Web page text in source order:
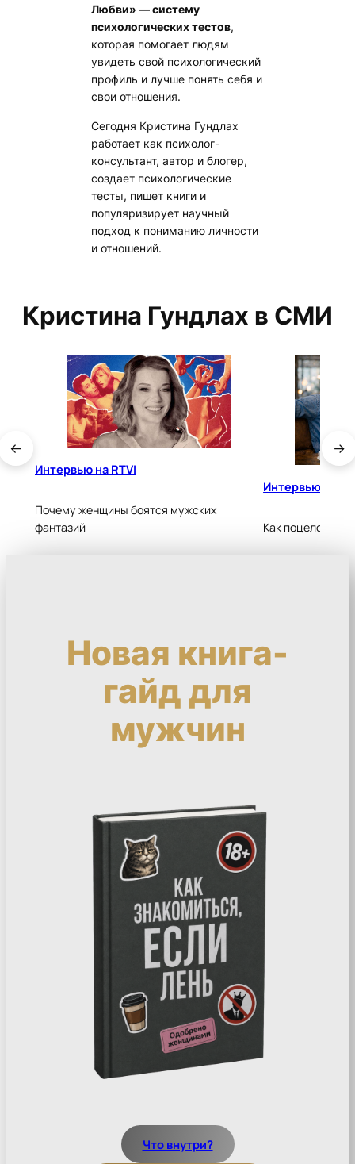
Любви» — систему
психологических тестов,
которая помогает людям
увидеть свой психологический
профиль и лучше понять себя и
свои отношения.
Сегодня Кристина Гундлах
работает как психолог-
консультант, автор и блогер,
создает психологические
тесты, пишет книги и
популяризирует научный
подход к пониманию личности
и отношений.
Кристина Гундлах в СМИ
← →
Интервью на RTVI
Почему женщины боятся мужских
фантазий
Интервью на
Как поцеловать
Новая книга-
гайд для
мужчин
Что внутри?